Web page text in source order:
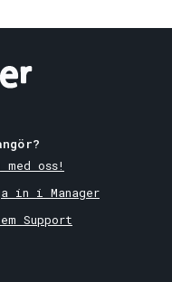
oss!
in i Manager
Support